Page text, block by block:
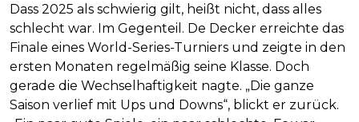
Dass 2025 als schwierig gilt, heißt nicht, dass alles
schlecht war. Im Gegenteil. De Decker erreichte das
Finale eines World-Series-Turniers und zeigte in den
ersten Monaten regelmäßig seine Klasse. Doch
gerade die Wechselhaftigkeit nagte. „Die ganze
Saison verlief mit Ups und Downs“, blickt er zurück.